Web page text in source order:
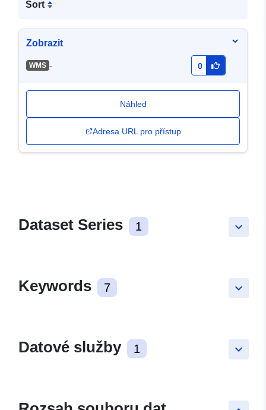
Sort
Zobrazit
WMS - 0
Náhled
Adresa URL pro přístup
keyboard_arrow_down
Dataset Series 1
keyboard_arrow_down
Keywords 7
keyboard_arrow_down
Datové služby 1